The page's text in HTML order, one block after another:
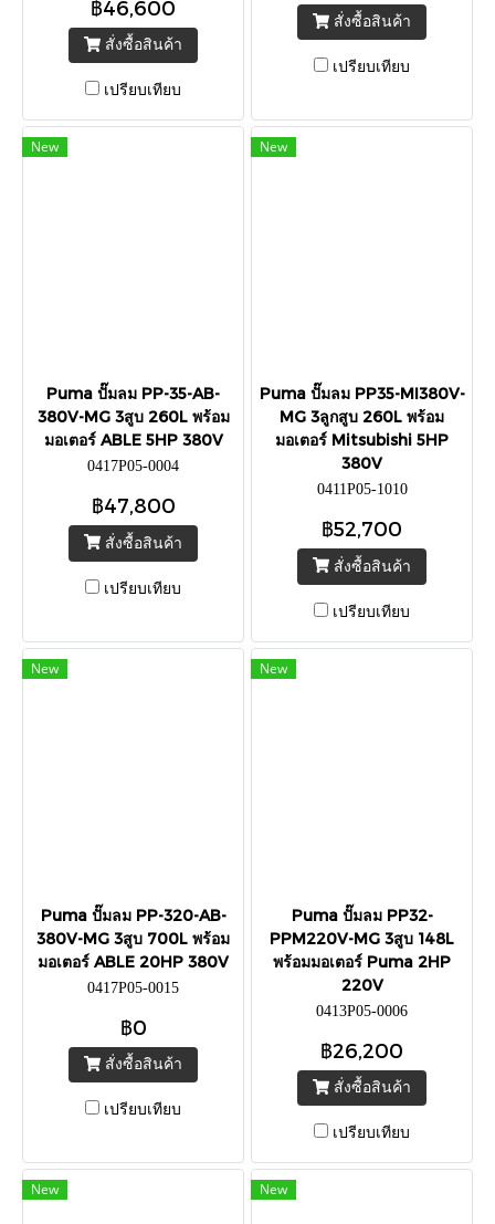
฿46,600
สั่งซื้อสินค้า
เปรียบเทียบ
สั่งซื้อสินค้า
เปรียบเทียบ
New
Puma ปั๊มลม PP-35-AB-
380V-MG 3สูบ 260L พร้อม
มอเตอร์ ABLE 5HP 380V
0417P05-0004
฿47,800
สั่งซื้อสินค้า
เปรียบเทียบ
New
Puma ปั๊มลม PP35-MI380V-
MG 3ลูกสูบ 260L พร้อม
มอเตอร์ Mitsubishi 5HP
380V
0411P05-1010
฿52,700
สั่งซื้อสินค้า
เปรียบเทียบ
New
Puma ปั๊มลม PP-320-AB-
380V-MG 3สูบ 700L พร้อม
มอเตอร์ ABLE 20HP 380V
0417P05-0015
฿0
สั่งซื้อสินค้า
เปรียบเทียบ
New
Puma ปั๊มลม PP32-
PPM220V-MG 3สูบ 148L
พร้อมมอเตอร์ Puma 2HP
220V
0413P05-0006
฿26,200
สั่งซื้อสินค้า
เปรียบเทียบ
New New